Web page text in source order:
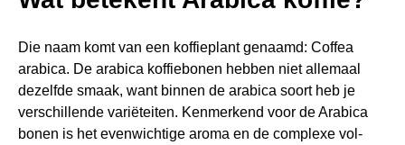
Die naam komt van een koffieplant genaamd: Coffea
arabica. De arabica koffiebonen hebben niet allemaal
dezelfde smaak, want binnen de arabica soort heb je
verschillende variëteiten. Kenmerkend voor de Arabica
bonen is het evenwichtige aroma en de complexe vol-